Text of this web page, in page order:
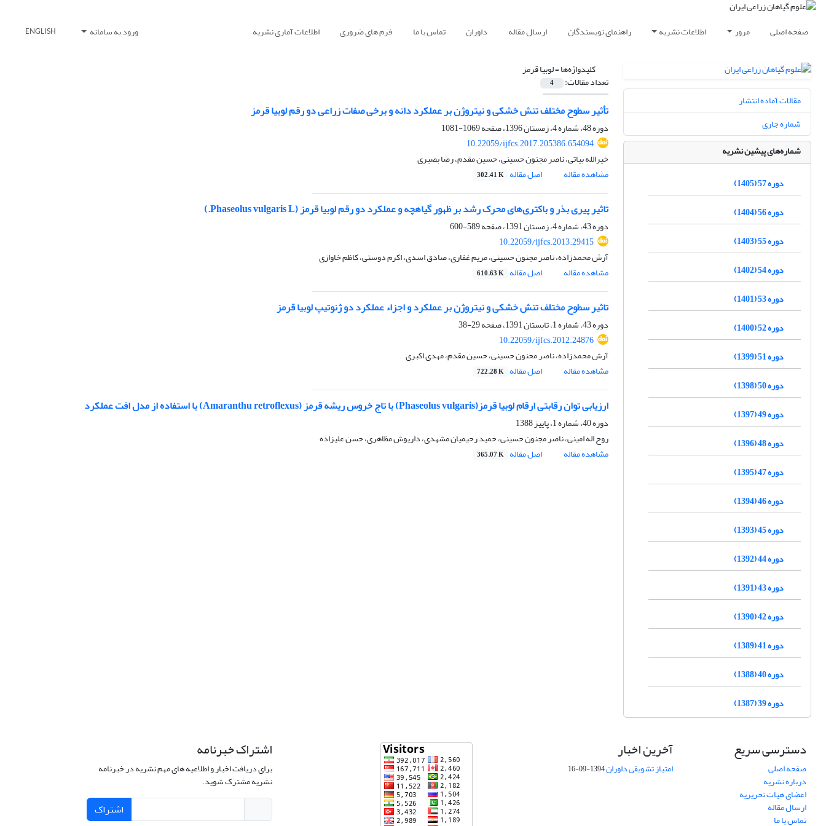
صفحه اصلی مرور اطلاعات نشریه راهنمای نویسندگان ارسال مقاله داوران تماس با ما فرم های ضروری اطلاعات آماری نشریه ورود به سامانه ENGLISH
کلیدواژه‌ها =لوبیا قرمز
تعداد مقالات: 4
تأثیر سطوح مختلف تنش خشکی و نیتروژن بر عملکرد دانه و برخی صفات زراعی دو رقم لوبیا قرمز
دوره 48، شماره 4، زمستان 1396، صفحه
1069-1081
10.22059/ijfcs.2017.205386.654094
خیرالله بیاتی، ناصر مجنون حسینی، حسین مقدم، رضا بصیری
مشاهده مقاله
اصل مقاله 302.41 K
تاثیر پیری بذر و باکتری‌های محرک رشد بر ظهور گیاهچه و عملکرد دو رقم لوبیا قرمز (Phaseolus vulgaris L.)
دوره 43، شماره 4، زمستان 1391، صفحه
589-600
10.22059/ijfcs.2013.29415
آرش محمدزاده، ناصر مجنون حسینی، مریم غفاری، صادق اسدی، اکرم دوستی، کاظم خاوازی
مشاهده مقاله
اصل مقاله 610.63 K
تاثیر سطوح مختلف تنش خشکی و نیتروژن بر عملکرد و اجزاء عملکرد دو ژنوتیپ لوبیا قرمز
دوره 43، شماره 1، تابستان 1391، صفحه
29-38
10.22059/ijfcs.2012.24876
آرش محمدزاده، ناصر محنون حسینی، حسین مقدم، مهدی اکبری
مشاهده مقاله
اصل مقاله 722.28 K
ارزیابی توان رقابتی ارقام لوبیا قرمز(Phaseolus vulgaris) با تاج خروس ریشه قرمز (Amaranthu retroflexus) با استفاده از مدل افت عملکرد
دوره 40، شماره 1، پاییز 1388
روح اله امینی، ناصر مجنون حسینی، حمید رحیمیان مشهدی، داریوش مظاهری، حسن علیزاده
مشاهده مقاله
اصل مقاله 365.07 K
مقالات آماده انتشار
شماره جاری
شماره‌های پیشین نشریه
دوره 57 (1405)
دوره 56 (1404)
دوره 55 (1403)
دوره 54 (1402)
دوره 53 (1401)
دوره 52 (1400)
دوره 51 (1399)
دوره 50 (1398)
دوره 49 (1397)
دوره 48 (1396)
دوره 47 (1395)
دوره 46 (1394)
دوره 45 (1393)
دوره 44 (1392)
دوره 43 (1391)
دوره 42 (1390)
دوره 41 (1389)
دوره 40 (1388)
دوره 39 (1387)
دسترسی سریع
صفحه اصلی
درباره نشریه
اعضای هیات تحریریه
ارسال مقاله
تماس با ما
آخرین اخبار
امتیاز تشویقی داوران1394-09-16
اشتراک خبرنامه
برای دریافت اخبار و اطلاعیه های مهم نشریه در خبرنامه
نشریه مشترک شوید.
اشتراک